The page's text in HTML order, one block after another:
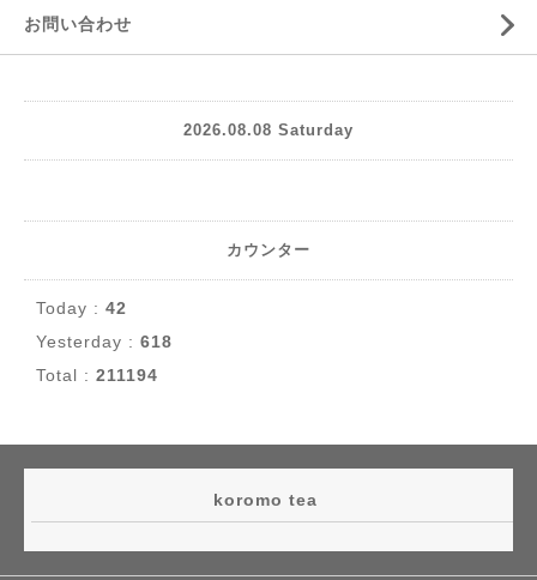
お問い合わせ
2026.08.08 Saturday
カウンター
Today : 42
Yesterday : 618
Total : 211194
koromo tea